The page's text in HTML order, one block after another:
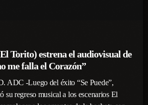
Torito) estrena el audiovisual de
me falla el Corazón”
ADC -Luego del éxito “Se Puede”,
su regreso musical a los escenarios El